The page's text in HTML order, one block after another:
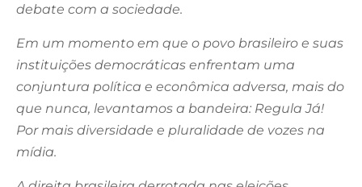
debate com a sociedade.
Em um momento em que o povo brasileiro e suas
instituições democráticas enfrentam uma
conjuntura política e econômica adversa, mais do
que nunca, levantamos a bandeira: Regula Já!
Por mais diversidade e pluralidade de vozes na
mídia.